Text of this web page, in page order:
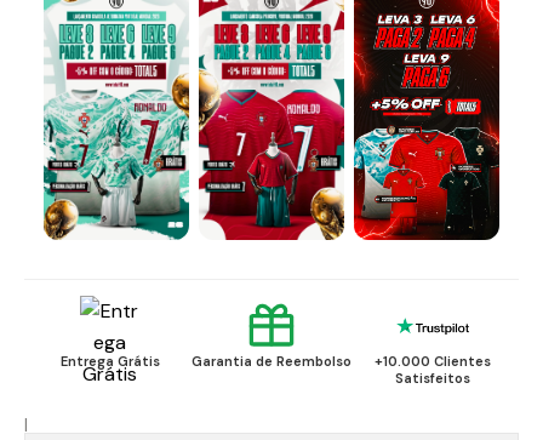
Entrega Grátis Garantia de Reembolso
+10.000 Clientes
Satisfeitos
|